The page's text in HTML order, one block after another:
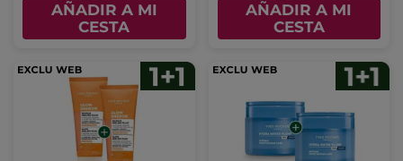
AÑADIR A MI
CESTA
AÑADIR A MI
CESTA